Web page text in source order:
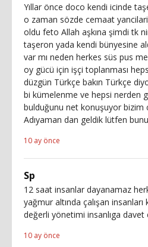
Yıllar önce doco kendi icinde
o zaman sözde cemaat
oldu feto Allah aşkına şimdi tk
taşeron yada kendi bünyesine
var mı neden herkes süs pus
oy gücü için işçi toplanması
düzgün Türkçe bakın Türkçe
bi kümelenme ve hepsi nerden
bulduğunu net konuşuyor
Adıyaman dan geldik lütfen
10 ay önce
Sp
12 saat insanlar dayanamaz
yağmur altında çalışan
değerli yönetimi insanlıga davet
10 ay önce